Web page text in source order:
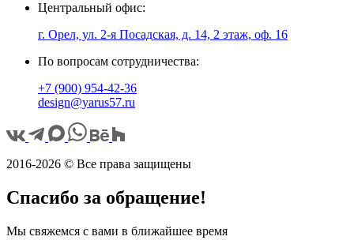
Центральный офис:
г. Орел, ул. 2-я Посадская, д. 14, 2 этаж, оф. 16
По вопросам сотрудничества:
+7 (900) 954-42-36
design@yarus57.ru
2016-2026 © Все права защищены
Спасибо за обращение!
Мы свяжемся с вами в ближайшее время